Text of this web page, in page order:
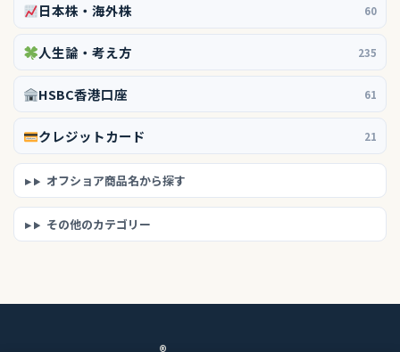
日本株・海外株 60
人生論・考え方 235
HSBC香港口座 61
クレジットカード 21
オフショア商品名から探す
その他のカテゴリー